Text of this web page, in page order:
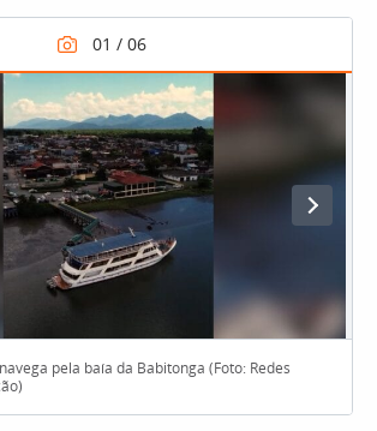
pela baía da Babitonga (Foto: Redes